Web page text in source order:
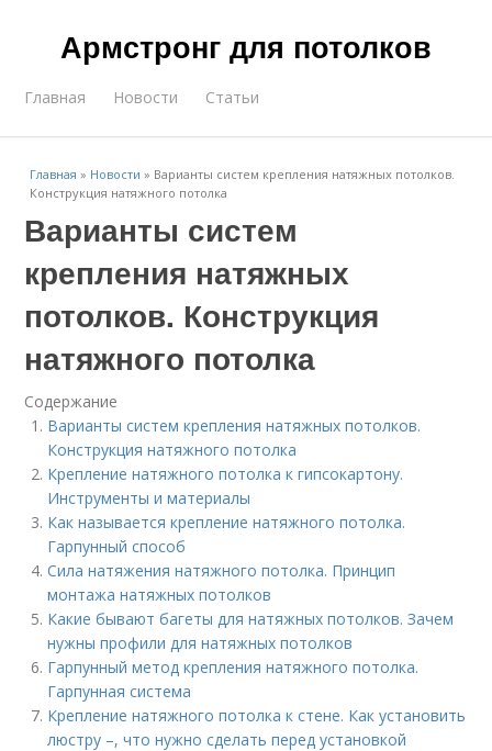
Армстронг для потолков
Главная Новости Статьи
Главная » Новости » Варианты систем крепления натяжных потолков.
Конструкция натяжного потолка
Варианты систем
крепления натяжных
потолков. Конструкция
натяжного потолка
Содержание
Варианты систем крепления натяжных потолков.
Конструкция натяжного потолка
Крепление натяжного потолка к гипсокартону.
Инструменты и материалы
Как называется крепление натяжного потолка.
Гарпунный способ
Сила натяжения натяжного потолка. Принцип
монтажа натяжных потолков
Какие бывают багеты для натяжных потолков. Зачем
нужны профили для натяжных потолков
Гарпунный метод крепления натяжного потолка.
Гарпунная система
Крепление натяжного потолка к стене. Как установить
люстру –, что нужно сделать перед установкой